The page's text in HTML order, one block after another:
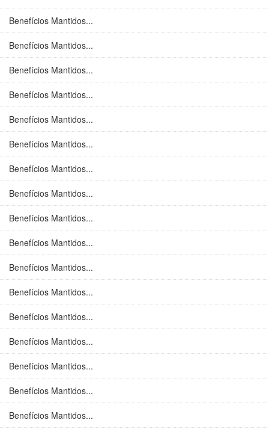
Benefícios Mantidos...
Benefícios Mantidos...
Benefícios Mantidos...
Benefícios Mantidos...
Benefícios Mantidos...
Benefícios Mantidos...
Benefícios Mantidos...
Benefícios Mantidos...
Benefícios Mantidos...
Benefícios Mantidos...
Benefícios Mantidos...
Benefícios Mantidos...
Benefícios Mantidos...
Benefícios Mantidos...
Benefícios Mantidos...
Benefícios Mantidos...
Benefícios Mantidos...